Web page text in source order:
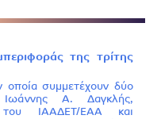
της τρίτης
οποία συμμετέχουν δύο
Α. Δαγκλής,
του ΙΑΑΔΕΤ/ΕΑΑ και